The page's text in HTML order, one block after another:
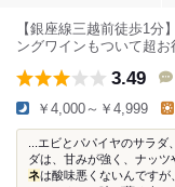
【銀座線三越前徒歩1分
ングワインもついて超
3.49
￥4,000～￥4,999
...エビとパパイヤのサラダ
ダは、甘みが強く、ナッ
ネは酸味悪くないんです